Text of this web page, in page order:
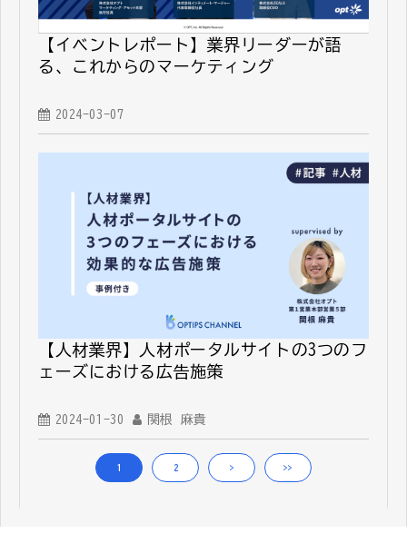
【イベントレポート】業界リーダーが語
る、これからのマーケティング
2024-03-07
【人材業界】人材ポータルサイトの3つのフ
ェーズにおける広告施策
2024-01-30 関根 麻貴
1 2 > >>